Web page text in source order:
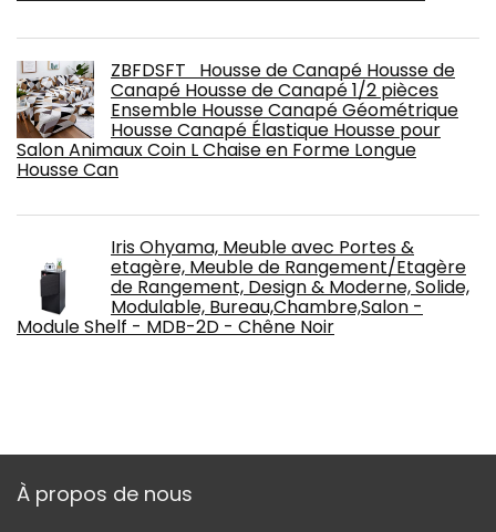
ZBFDSFT Housse de Canapé Housse de
Canapé Housse de Canapé 1/2 pièces
Ensemble Housse Canapé Géométrique
Housse Canapé Élastique Housse pour
Salon Animaux Coin L Chaise en Forme Longue
Housse Can
Iris Ohyama, Meuble avec Portes &
etagère, Meuble de Rangement/Etagère
de Rangement, Design & Moderne, Solide,
Modulable, Bureau,Chambre,Salon -
Module Shelf - MDB-2D - Chêne Noir
À propos de nous